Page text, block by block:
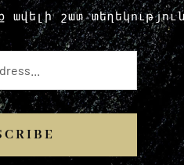
ավելի շատ